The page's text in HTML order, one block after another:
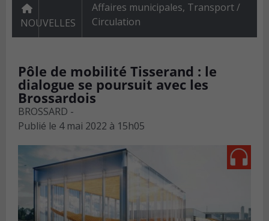
NOUVELLES
Affaires municipales, Transport /
Circulation
Pôle de mobilité Tisserand : le
dialogue se poursuit avec les
Brossardois
BROSSARD -
Publié le 4 mai 2022 à 15h05